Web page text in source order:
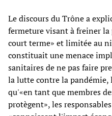
Le discours du Trône a
fermeture visant à freiner
court terme» et limitée au
constituait une menace
sanitaires de ne pas faire
la lutte contre la pandémie,
qu'«en tant que membres
protègent», les